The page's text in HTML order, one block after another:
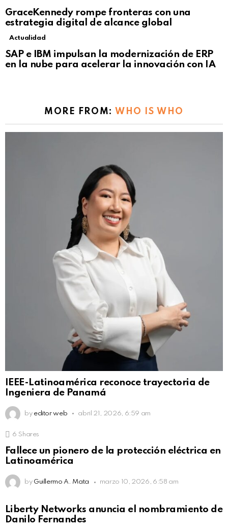
GraceKennedy rompe fronteras con una
estrategia digital de alcance global
Not Safe For Work
Click to view this post
Actualidad
SAP e IBM impulsan la modernización de ERP
en la nube para acelerar la innovación con IA
MORE FROM: WHO IS WHO
IEEE-Latinoamérica reconoce trayectoria de
Ingeniera de Panamá
by editor web abril 21, 2026, 6:59 am
6 Shares
Fallece un pionero de la protección eléctrica en
Latinoamérica
by Guillermo A. Mata marzo 10, 2026, 6:58 am
Liberty Networks anuncia el nombramiento de
Danilo Fernandes